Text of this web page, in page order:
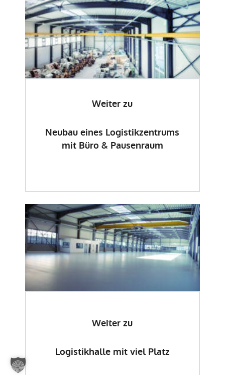
Weiter zu
Neubau eines Logistikzentrums
mit Büro & Pausenraum
Weiter zu
Logistikhalle mit viel Platz